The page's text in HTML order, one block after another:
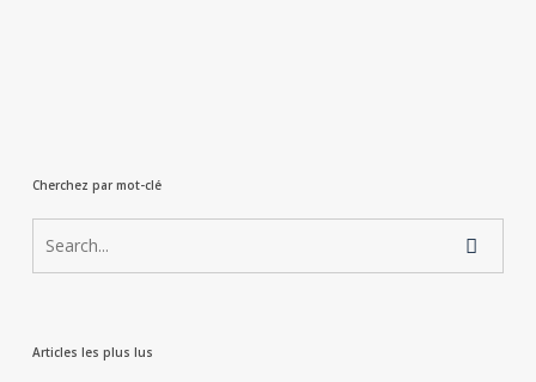
Cherchez par mot-clé
Articles les plus lus